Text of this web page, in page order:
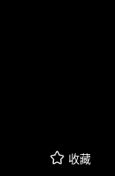
收藏